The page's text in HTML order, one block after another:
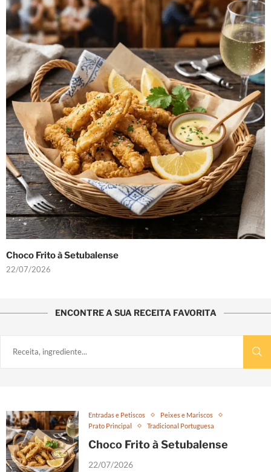
Choco Frito à Setubalense
22/07/2026
ENCONTRE A SUA RECEITA FAVORITA
Entradas e Petiscos
Peixes e Mariscos
Prato Principal
Tradicional Portuguesa
Choco Frito à Setubalense
22/07/2026